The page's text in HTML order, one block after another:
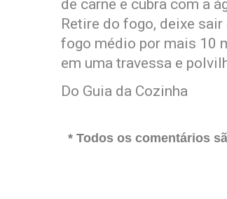
de carne e cubra com a
Retire do fogo, deixe
fogo médio por mais 10
em uma travessa e
Do Guia da Cozinha
* Todos os comentários